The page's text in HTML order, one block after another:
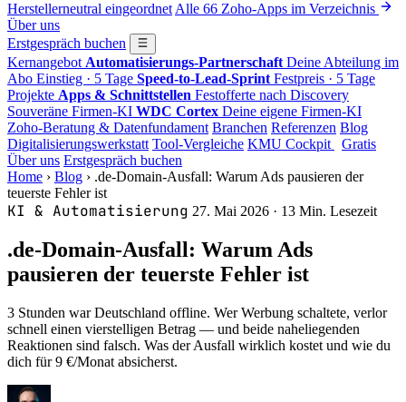
Herstellerneutral eingeordnet Alle 66 Zoho-Apps im Verzeichnis
Über uns
Erstgespräch buchen
Kernangebot Automatisierungs-Partnerschaft Deine Abteilung im
Abo Einstieg · 5 Tage Speed-to-Lead-Sprint Festpreis · 5 Tage
Projekte Apps & Schnittstellen Festofferte nach Discovery
Souveräne Firmen-KI WDC Cortex Deine eigene Firmen-KI
Zoho-Beratung & Datenfundament Branchen Referenzen Blog
Digitalisierungswerkstatt Tool-Vergleiche KMU Cockpit
Gratis
Über uns Erstgespräch buchen
Home › Blog › .de-Domain-Ausfall: Warum Ads pausieren der
teuerste Fehler ist
KI & Automatisierung 27. Mai 2026 · 13 Min. Lesezeit
.de-Domain-Ausfall: Warum Ads
pausieren der teuerste Fehler ist
3 Stunden war Deutschland offline. Wer Werbung schaltete, verlor
schnell einen vierstelligen Betrag — und beide naheliegenden
Reaktionen sind falsch. Was der Ausfall wirklich kostet und wie du
dich für 9 €/Monat absicherst.